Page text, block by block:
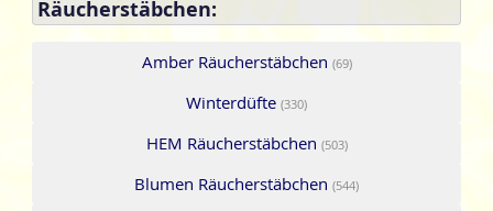
Räucherstäbchen:
Amber Räucherstäbchen (69)
Winterdüfte (330)
HEM Räucherstäbchen (503)
Blumen Räucherstäbchen (544)